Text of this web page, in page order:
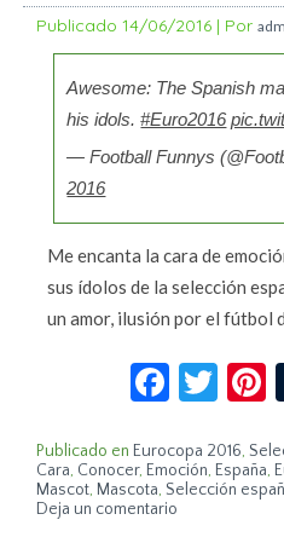
Publicado 14/06/2016 | Por
Awesome: The Spanish
his idols.#Euro2016
— Football Funnys
2016
Me encanta la cara de
sus ídolos de la selección
un amor, ilusión por el fútbol
Publicado en Eurocopa 2016,
Cara, Conocer, Emoción, España,
Mascot, Mascota, Selección
Deja un comentario